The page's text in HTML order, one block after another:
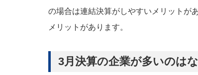
の場合は連結決算がしやすいメリットが
メリットがあります。
3月決算の企業が多いのは